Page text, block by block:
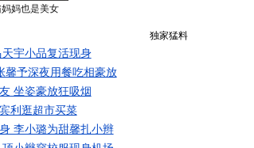
妈也是美女
独家猛料
宇小品复活现身
馨予深夜用餐吃相豪放
坐姿豪放狂吸烟
利逛超市买菜
李小璐为甜馨扎小辫